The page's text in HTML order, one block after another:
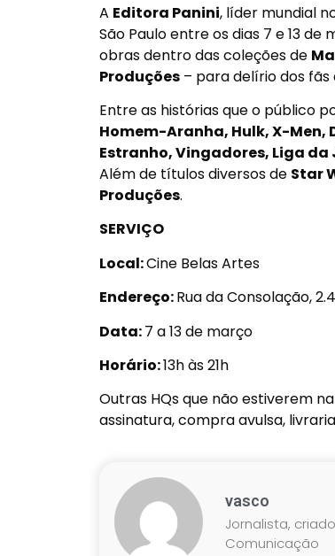
A Editora Panini, líder mundial
São Paulo entre os dias 7 e13 de
obras dentro das coleções de
Produções – para delírio dos fãs
Entre as histórias que o público
Homem-Aranha, Hulk, X-Men,
Estranho, Vingadores, Liga
Além de títulos diversos de Star
Produções.
SERVIÇO
Local:Cine Belas Artes
Endereço:Rua da Consolação,
Data:7 a13 de março
Horário:13hàs 21h
Outras HQs que não estiverem
assinatura, compra avulsa,
vasco
Jornalista,
Comunicação